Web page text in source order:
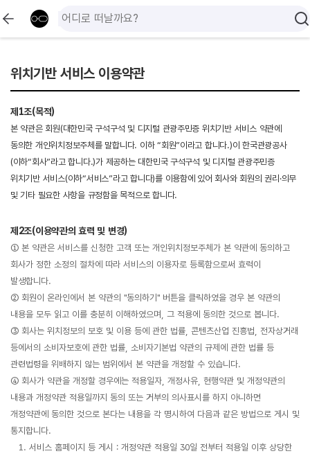
위치기반 서비스 이용약관
제1조(목적)
본 약관은 회원(대한민국 구석구석 및 디지털 관광주민증 위치기반 서비스 약관에
동의한 개인위치정보주체를 말합니다. 이하 “회원”이라고 합니다.)이 한국관광공사
(이하“회사”라고 합니다.)가 제공하는 대한민국 구석구석 및 디지털 관광주민증
위치기반 서비스(이하“서비스”라고 합니다)를 이용함에 있어 회사와 회원의 권리·의무
및 기타 필요한 사항을 규정함을 목적으로 합니다.
제2조(이용약관의 효력 및 변경)
① 본 약관은 서비스를 신청한 고객 또는 개인위치정보주체가 본 약관에 동의하고
회사가 정한 소정의 절차에 따라 서비스의 이용자로 등록함으로써 효력이
발생합니다.
② 회원이 온라인에서 본 약관의 "동의하기" 버튼을 클릭하였을 경우 본 약관의
내용을 모두 읽고 이를 충분히 이해하였으며, 그 적용에 동의한 것으로 봅니다.
③ 회사는 위치정보의 보호 및 이용 등에 관한 법률, 콘텐츠산업 진흥법, 전자상거래
등에서의 소비자보호에 관한 법률, 소비자기본법 약관의 규제에 관한 법률 등
관련법령을 위배하지 않는 범위에서 본 약관을 개정할 수 있습니다.
④ 회사가 약관을 개정할 경우에는 적용일자, 개정사유, 현행약관 및 개정약관의
내용과 개정약관 적용일까지 동의 또는 거부의 의사표시를 하지 아니하면
개정약관에 동의한 것으로 본다는 내용을 각 명시하여 다음과 같은 방법으로 게시 및
통지합니다.
1. 서비스 홈페이지 등 게시 : 개정약관 적용일 30일 전부터 적용일 이후 상당한